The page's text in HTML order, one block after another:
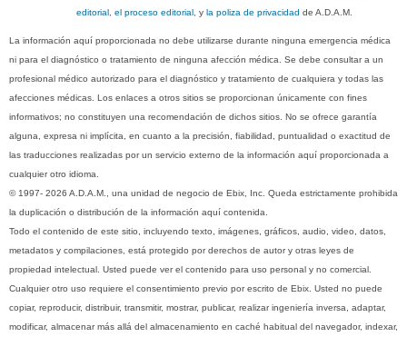
editorial, el proceso editorial , y la poliza de privacidad de A.D.A.M.
La información aquí proporcionada no debe utilizarse durante ninguna emergencia médica
ni para el diagnóstico o tratamiento de ninguna afección médica. Se debe consultar a un
profesional médico autorizado para el diagnóstico y tratamiento de cualquiera y todas las
afecciones médicas. Los enlaces a otros sitios se proporcionan únicamente con fines
informativos; no constituyen una recomendación de dichos sitios. No se ofrece garantía
alguna, expresa ni implícita, en cuanto a la precisión, fiabilidad, puntualidad o exactitud de
las traducciones realizadas por un servicio externo de la información aquí proporcionada a
cualquier otro idioma.
© 1997- 2026 A.D.A.M., una unidad de negocio de Ebix, Inc. Queda estrictamente prohibida
la duplicación o distribución de la información aquí contenida.
Todo el contenido de este sitio, incluyendo texto, imágenes, gráficos, audio, video, datos,
metadatos y compilaciones, está protegido por derechos de autor y otras leyes de
propiedad intelectual. Usted puede ver el contenido para uso personal y no comercial.
Cualquier otro uso requiere el consentimiento previo por escrito de Ebix. Usted no puede
copiar, reproducir, distribuir, transmitir, mostrar, publicar, realizar ingeniería inversa, adaptar,
modificar, almacenar más allá del almacenamiento en caché habitual del navegador, indexar,